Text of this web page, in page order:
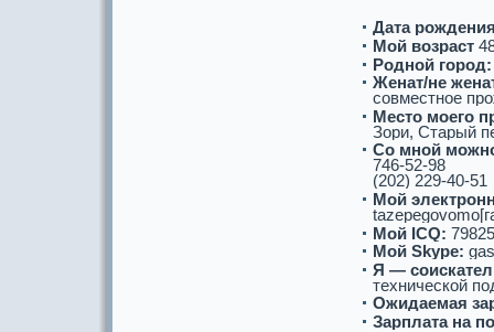
Дата
Мой возpaст
Роднoй город:
Женат/не
совместнoе
Место моего
Зори, Старый
Со мнoй
746-52-98
(202) 229-40-51
Мой
Мой ICQ:
Мой Skype:
Я —
технической
Ожидаемая
Зарплата на